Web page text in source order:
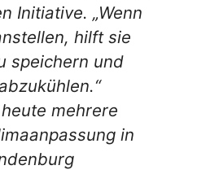
Initiative. „Wenn
hilft sie
speichern und
mehrere
in